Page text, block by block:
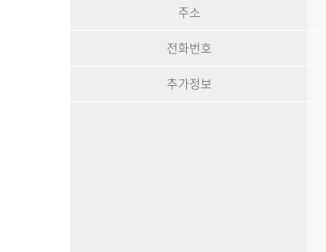
주소
전화번호
추가정보